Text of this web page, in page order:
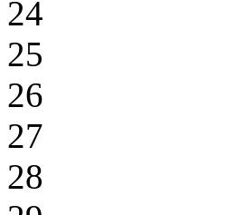
24
25
26
27
28